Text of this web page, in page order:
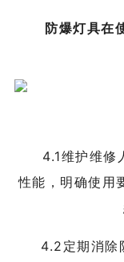
防爆灯具在
4.1维护维修
性能，明确使用
4.2定期消除